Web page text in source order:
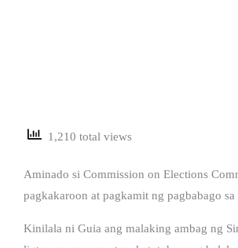
1,210 total views
Aminado si Commission on Elections
pagkakaroon at pagkamit ng pagbabago
Kinilala ni Guia ang malaking ambag ng